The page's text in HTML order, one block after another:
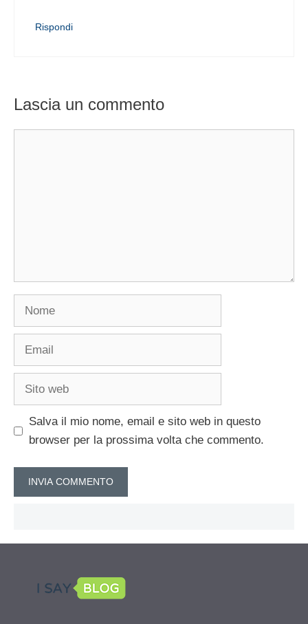
Rispondi
Lascia un commento
Nome
Email
Sito
Salva il mio nome, email e sito web in questo
browser per la prossima volta che commento.